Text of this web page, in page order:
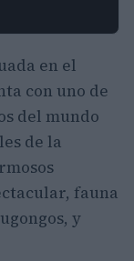
en el
con uno de
del mundo
de la
fauna
y